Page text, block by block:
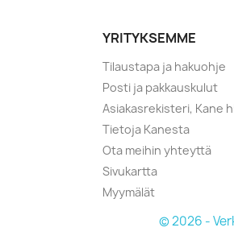
YRITYKSEMME
Tilaustapa ja hakuohje
Posti ja pakkauskulut
Asiakasrekisteri, Kane
Tietoja Kanesta
Ota meihin yhteyttä
Sivukartta
Myymälät
© 2026 -